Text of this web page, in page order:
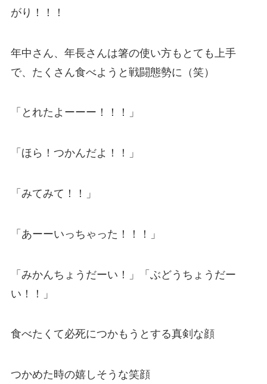
がり！！！
年中さん、年長さんは箸の使い方もとても上手
で、たくさん食べようと戦闘態勢に（笑）
「とれたよーーー！！！」
「ほら！つかんだよ！！」
「みてみて！！」
「あーーいっちゃった！！！」
「みかんちょうだーい！」「ぶどうちょうだー
い！！」
食べたくて必死につかもうとする真剣な顔
つかめた時の嬉しそうな笑顔